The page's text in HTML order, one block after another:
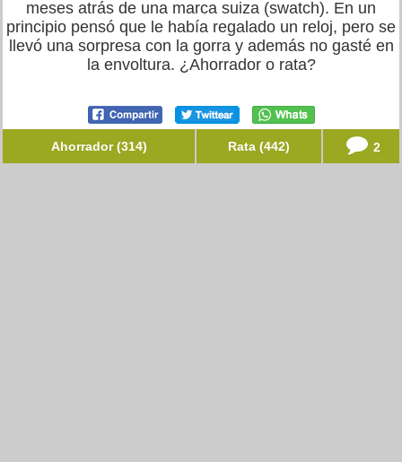
meses atrás de una marca suiza (swatch). En un
principio pensó que le había regalado un reloj, pero se
llevó una sorpresa con la gorra y además no gasté en
la envoltura. ¿Ahorrador o rata?
Ahorrador (314) Rata (442) 2